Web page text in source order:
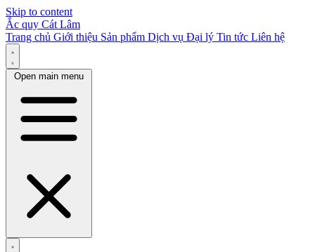
Skip to content
Ắc quy Cát Lâm
Trang chủ Giới thiệu Sản phẩm Dịch vụ Đại lý Tin tức Liên hệ
Open main menu